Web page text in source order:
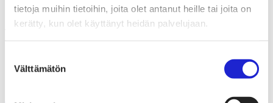
tietoja muihin tietoihin, joita olet antanut heille tai joita on
kerätty, kun olet käyttänyt heidän palvelujaan.
valinta
Välttämätön
FAIRFI Oy